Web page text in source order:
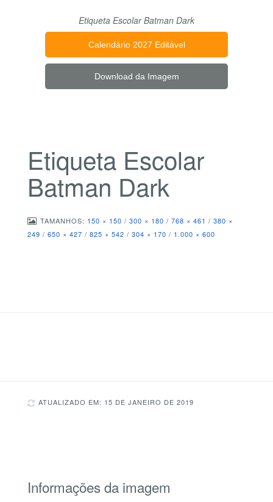
Etiqueta Escolar Batman Dark
Calendário 2027 Editável
Download da Imagem
Etiqueta Escolar
Batman Dark
TAMANHOS: 150 × 150 / 300 × 180 / 768 × 461 / 380 ×
249 / 650 × 427 / 825 × 542 / 304 × 170 / 1.000 × 600
ATUALIZADO EM: 15 DE JANEIRO DE 2019
Informações da imagem